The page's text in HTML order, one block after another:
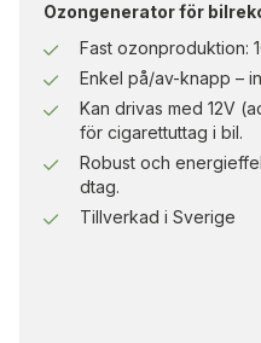
Ozongenerator för
Fast ozonproduktion:
Enkel på/av-knapp –
Kan drivas med 12V
för cigarettuttag i bil.
Robust och
dtag.
Tillverkad i Sverige